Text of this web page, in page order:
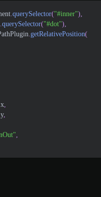
querySelector("#inner")
querySelector("#dot")
getRelativePosition(
x
y,